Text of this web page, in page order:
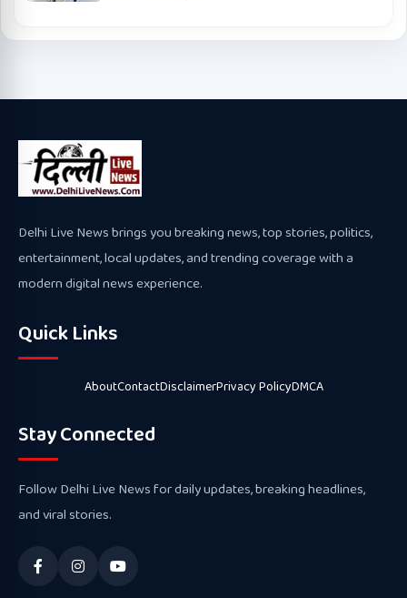
Delhi Live News brings you breaking news, top stories, politics,
entertainment, local updates, and trending coverage with a
modern digital news experience.
Quick Links
AboutContactDisclaimerPrivacy PolicyDMCA
Stay Connected
Follow Delhi Live News for daily updates, breaking headlines,
and viral stories.